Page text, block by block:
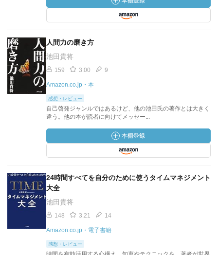
人間力の磨き方
池田貴将
159 3.00 9
Amazon.co.jp・本
感想・レビュー
自己啓発ジャンルではあるけど、他の池田氏の著作とは大きく
違う。他の本が読者に向けてメッセー...
24時間すべてを自分のために使うタイムマネジメント
大全
池田貴将
148 3.21 14
Amazon.co.jp・電子書籍
感想・レビュー